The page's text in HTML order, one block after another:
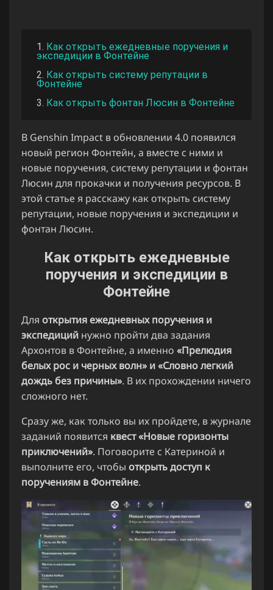
Как открыть ежедневные поручения и
экспедиции в Фонтейне
Как открыть систему репутации в
Фонтейне
Как открыть фонтан Люсин в Фонтейне
В Genshin Impact в обновлении 4.0 появился
новый регион Фонтейн, а вместе с ними и
новые поручения, систему репутации и фонтан
Люсин для прокачки и получения ресурсов. В
этой статье я расскажу как открыть систему
репутации, новые поручения и экспедиции и
фонтан Люсин.
Как открыть ежедневные
поручения и экспедиции в
Фонтейне
Для открытия ежедневных поручения и
экспедиций нужно пройти два задания
Архонтов в Фонтейне, а именно «Прелюдия
белых рос и черных волн» и «Словно легкий
дождь без причины». В их прохождении ничего
сложного нет.
Сразу же, как только вы их пройдете, в журнале
заданий появится квест «Новые горизонты
приключений». Поговорите с Катериной и
выполните его, чтобы открыть доступ к
поручениям в Фонтейне.